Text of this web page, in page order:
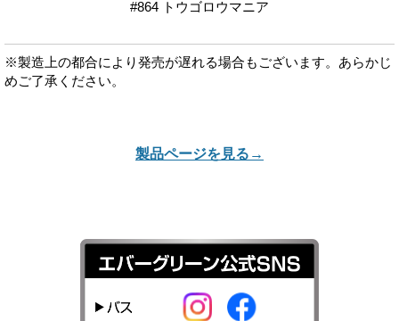
#864 トウゴロウマニア
※製造上の都合により発売が遅れる場合もございます。あらかじ
めご了承ください。
製品ページを見る→